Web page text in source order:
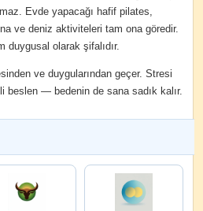
Evde yapacağı hafif pilates,
ve deniz aktiviteleri tam ona göredir.
olarak şifalıdır.
ve duygularından geçer. Stresi
beslen — bedenin de sana sadık kalır.